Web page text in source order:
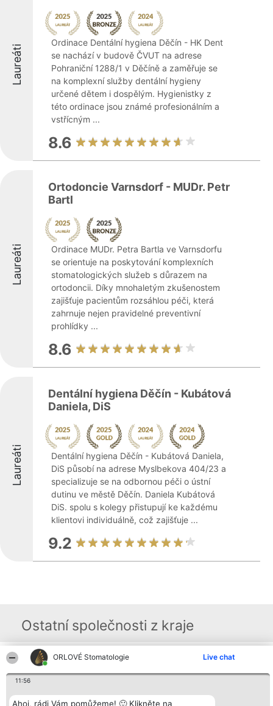
ORLOVÉ Stomatologie Live chat
11:56
Ahoj, rádi Vám pomůžeme! 🙂 Klikněte na
Laureáti
Ordinace Dentální hygiena Děčín - HK Dent
se nachází v budově ČVUT na adrese
Pohraniční 1288/1 v Děčíně a zaměřuje se
na komplexní služby dentální hygieny
určené dětem i dospělým. Hygienistky z
této ordinace jsou známé profesionálním a
vstřícným ...
8.6
Laureáti
Ortodoncie Varnsdorf - MUDr. Petr
Bartl
Ordinace MUDr. Petra Bartla ve Varnsdorfu
se orientuje na poskytování komplexních
stomatologických služeb s důrazem na
ortodoncii. Díky mnohaletým zkušenostem
zajišťuje pacientům rozsáhlou péči, která
zahrnuje nejen pravidelné preventivní
prohlídky ...
8.6
Laureáti
Dentální hygiena Děčín - Kubátová
Daniela, DiS
Dentální hygiena Děčín - Kubátová Daniela,
DiS působí na adrese Myslbekova 404/23 a
specializuje se na odbornou péči o ústní
dutinu ve městě Děčín. Daniela Kubátová
DiS. spolu s kolegy přistupují ke každému
klientovi individuálně, což zajišťuje ...
9.2
Ostatní společnosti z kraje
Organizátor hlasování
Bright Side Solutions sp. z o.
o. sp. k.
Wrocław 50-079
Vítězové
Zásady
Kontakt